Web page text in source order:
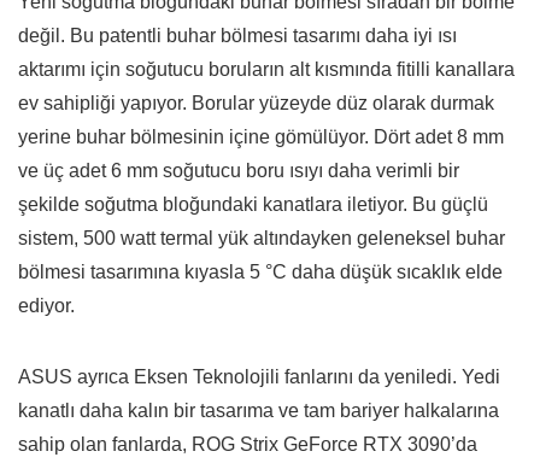
değil. Bu patentli buhar bölmesi tasarımı daha iyi ısı
aktarımı için soğutucu boruların alt kısmında fitilli kanallara
ev sahipliği yapıyor. Borular yüzeyde düz olarak durmak
yerine buhar bölmesinin içine gömülüyor. Dört adet 8 mm
ve üç adet 6 mm soğutucu boru ısıyı daha verimli bir
şekilde soğutma bloğundaki kanatlara iletiyor. Bu güçlü
sistem, 500 watt termal yük altındayken geleneksel buhar
bölmesi tasarımına kıyasla 5 °C daha düşük sıcaklık elde
ediyor.
ASUS ayrıca Eksen Teknolojili fanlarını da yeniledi. Yedi
kanatlı daha kalın bir tasarıma ve tam bariyer halkalarına
sahip olan fanlarda, ROG Strix GeForce RTX 3090’da